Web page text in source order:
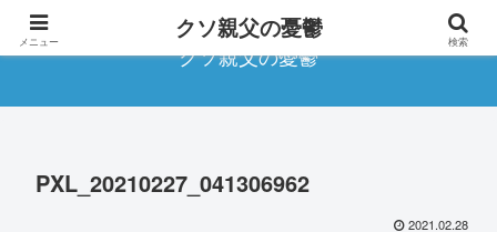
クソ親父の憂鬱
PXL_20210227_041306962
2021.02.28
メニュー クソ親父の憂鬱 検索